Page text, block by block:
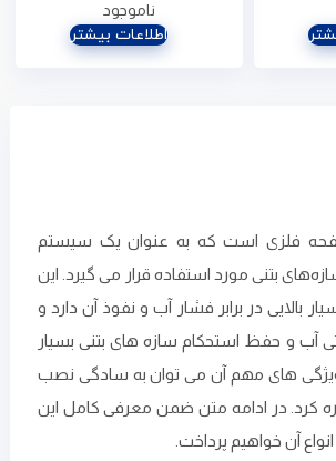
ناموجود
اطلاعات بیشتر
فلزی است که به عنوان یک سیستم
بتنی مورد استفاده قرار می گیرد. این
بالایی در برابر فشار آب و نفوذ آن دارد و
آب و حفظ استحکام سازه های بتنی بسیار
ویژگی های مهم آن می توان به سادگی نصب
کرد. در ادامه متن ضمن معرفی کامل این
آن خواهیم پرداخت.